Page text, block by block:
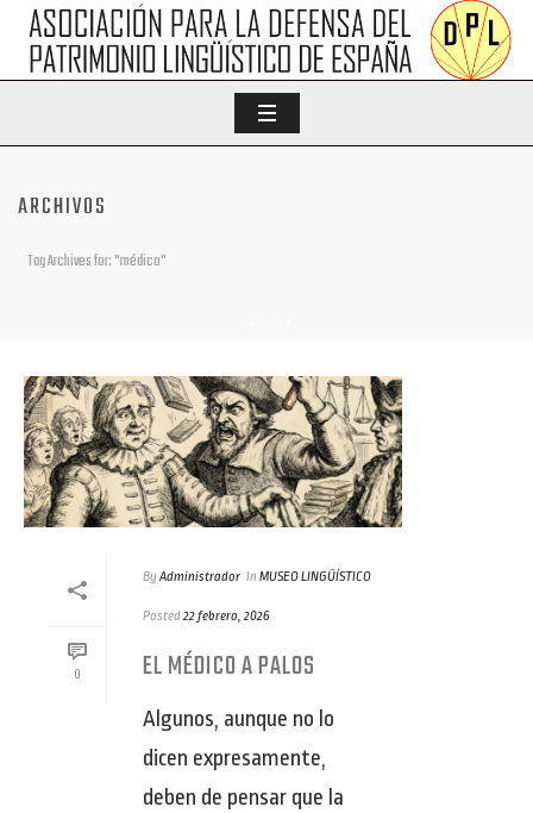
ARCHIVOS
Tag Archives for: "médico"
0
ByAdministrador In MUSEO LINGÜÍSTICO
Posted22 febrero, 2026
EL MÉDICO A PALOS
Algunos, aunque no lo
dicen expresamente,
deben de pensar que la